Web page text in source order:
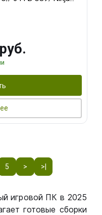
DVI DP HDMI 2/
5 > >|
игровой ПК в 2025
готовые сборки